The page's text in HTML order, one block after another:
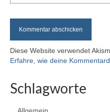
Diese Website verwendet
Erfahre, wie deine
Schlagworte
Allgemein